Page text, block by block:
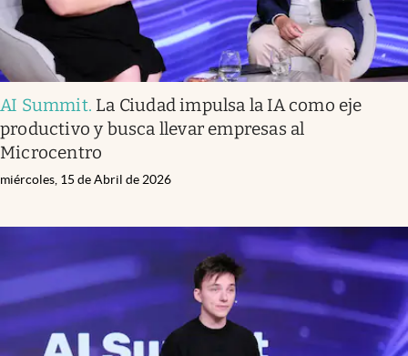
AI Summit. La Ciudad impulsa la IA como eje
productivo y busca llevar empresas al
Microcentro
miércoles, 15 de Abril de 2026